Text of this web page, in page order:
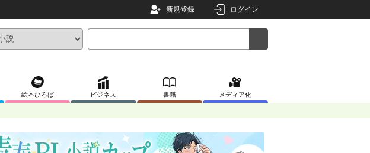
新規登録 ログイン
絵本ひろば ビジネス 書籍 メディア化